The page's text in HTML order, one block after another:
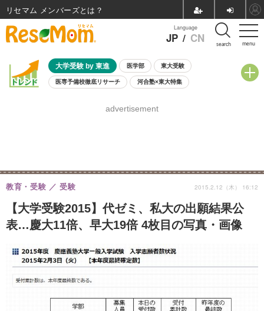
menu
Language
JP / CN search
大学受験 by 東進 医学部 東大受験
医専予備校徹底リサーチ 河合塾×東大特集
8月開催学校説明会・相談会
advertisement
【大学受験2015】代ゼミ、私大の出願結果公
表…慶大11倍、早大19倍 4枚目の写真・画像
教育・受験 受験 2015.2.12（木） 16:12
リセマム メンバーズ